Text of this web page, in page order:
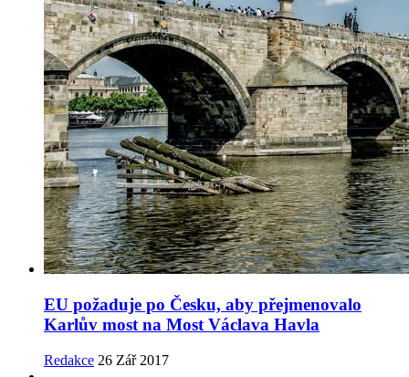
EU požaduje po Česku, aby přejmenovalo
Karlův most na Most Václava Havla
Redakce 26 Zář 2017